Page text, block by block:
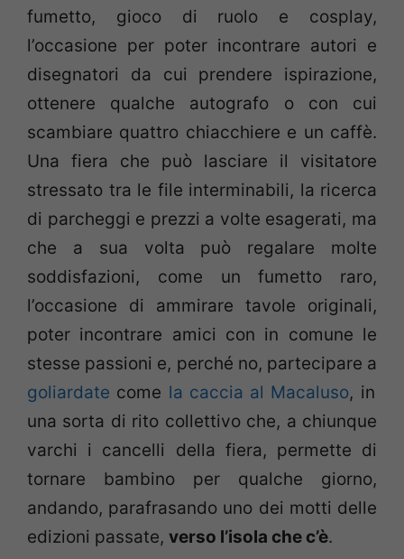
fumetto, gioco di ruolo e cosplay,
l’occasione per poter incontrare autori e
disegnatori da cui prendere ispirazione,
ottenere qualche autografo o con cui
scambiare quattro chiacchiere e un caffè.
Una fiera che può lasciare il visitatore
stressato tra le file interminabili, la ricerca
di parcheggi e prezzi a volte esagerati, ma
che a sua volta può regalare molte
soddisfazioni, come un fumetto raro,
l’occasione di ammirare tavole originali,
poter incontrare amici con in comune le
stesse passioni e, perché no, partecipare a
goliardate come la caccia al Macaluso, in
una sorta di rito collettivo che, a chiunque
varchi i cancelli della fiera, permette di
tornare bambino per qualche giorno,
andando, parafrasando uno dei motti delle
edizioni passate, verso l’isola che c’è.